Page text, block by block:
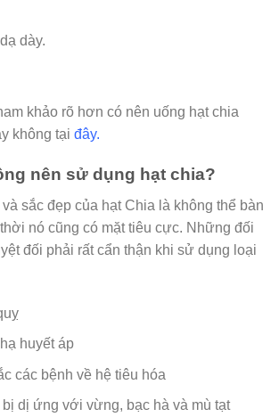
dày.
khảo rõ hơn có nên uống hạt chia
không tại đây.
nên sử dụng hạt chia?
sắc đẹp của hạt Chia là không thể bàn
nó cũng có mặt tiêu cực. Những đối
đối phải rất cẩn thận khi sử dụng loại
huyết áp
các bệnh về hệ tiêu hóa
dị ứng với vừng, bạc hà và mù tạt